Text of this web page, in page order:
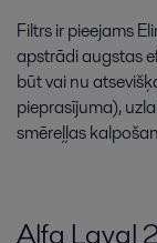
Filtrsirpieejams
apstrādiaugstas
būtvainu
pieprasījuma),
smēreļļas
Alfa Laval